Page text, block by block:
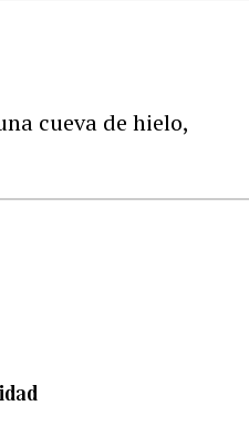
cueva de hielo,